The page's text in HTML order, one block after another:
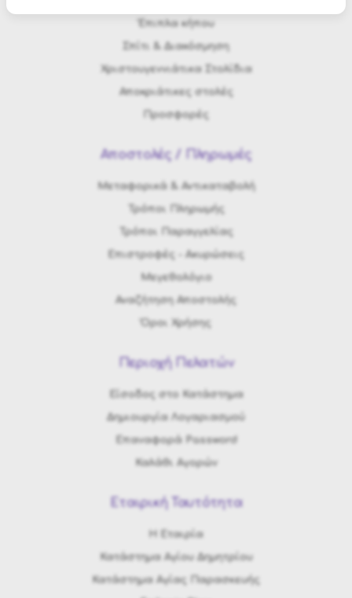
Έπιπλα κήπου
Σπίτι & Διακόσμηση
Χριστουγεννιάτικα Στολίδια
Αποκριάτικες στολές
Προσφορές
Αποστολές / Πληρωμές
Μεταφορικά & Αντικαταβολή
Τρόποι Πληρωμής
Τρόποι Παραγγελίας
Eπιστροφές - Ακυρώσεις
Μεγεθολόγιο
Αναζήτηση Αποστολής
Όροι Χρήσης
Περιοχή Πελατών
Είσοδος στο Κατάστημα
Δημιουργία Λογαριασμού
Επαναφορά Password
Καλάθι Αγορών
Εταιρική Ταυτότητα
H Εταιρία
Κατάστημα Αγίου Δημητρίου
Κατάστημα Αγίας Παρασκευής